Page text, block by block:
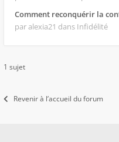
Comment reconquérir la
par alexia21 dans Infidélité
1 sujet
Revenir à l’accueil du forum